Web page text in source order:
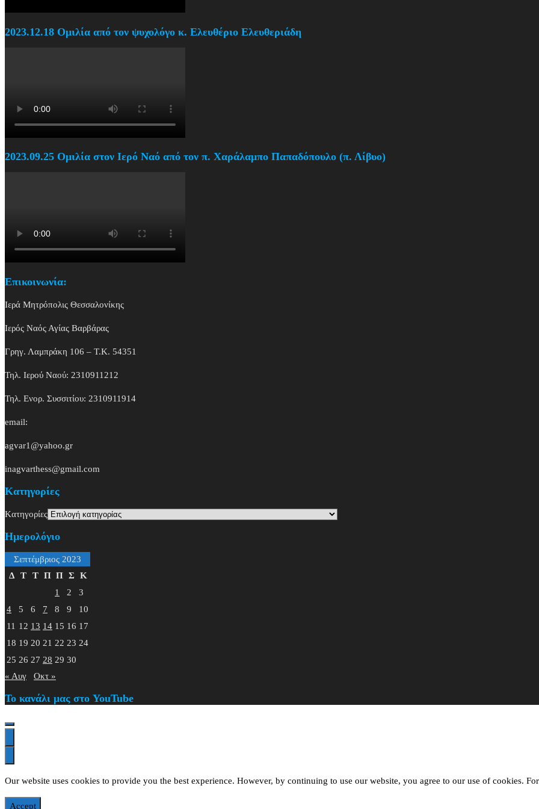
2023.12.18 Ομιλία από τον ψυχολόγο κ. Ελευθέριο Ελευθεριάδη
2023.09.25 Ομιλία στον Ιερό Ναό από τον π. Χαράλαμπο Παπαδόπουλο (π. Λίβυο)
Επικοινωνία:
Ιερά Μητρόπολις Θεσσαλονίκης
Ιερός Ναός Αγίας Βαρβάρας
Γρηγ. Λαμπράκη 106 – Τ.Κ. 54351
Τηλ. Ιερού Ναού: 2310911212
Τηλ. Ενορ. Συσσιτίου: 2310911914
email:
agvar1@yahoo.gr
inagvarthess@gmail.com
Kατηγορίες
Kατηγορίες
Ημερολόγιο
Σεπτέμβριος 2023
Δ
Τ Τ Π Π Σ
Κ
1
2
3
4
5 6 7 8 9
10
11 12 13 14 15 16 17
18 19 20 21 22 23 24
25 26 27 28 29 30
« Αυγ
Οκτ »
Το κανάλι μας στο YouTube
Our website uses cookies to provide you the best experience. However, by continuing to use our website, you agree to our use of cookies.
Accept